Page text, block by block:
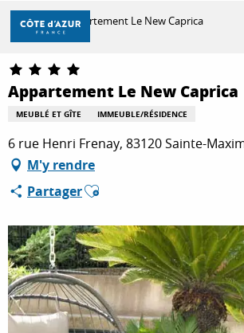
Aller
contenu
principal
DÉCOUVRIR
À FAIRE
SÉJOURNER
Accueil Appartement Le New Caprica
Appartement Le New Caprica
MEUBLÉ ET GÎTE IMMEUBLE/RÉSIDENCE
6 rue Henri Frenay, 83120 Sainte-
M'y rendre
PartagerAjouter aux favoris